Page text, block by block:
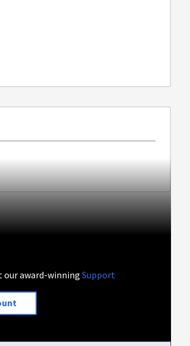
our award-winningSupport